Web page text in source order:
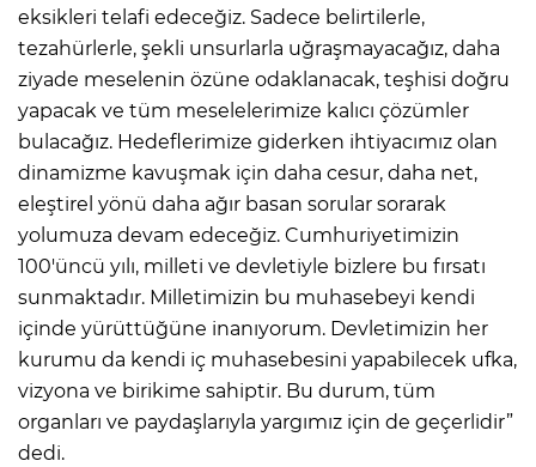
eksikleri telafi edeceğiz. Sadece belirtilerle,
tezahürlerle, şekli unsurlarla uğraşmayacağız, daha
ziyade meselenin özüne odaklanacak, teşhisi doğru
yapacak ve tüm meselelerimize kalıcı çözümler
bulacağız. Hedeflerimize giderken ihtiyacımız olan
dinamizme kavuşmak için daha cesur, daha net,
eleştirel yönü daha ağır basan sorular sorarak
yolumuza devam edeceğiz. Cumhuriyetimizin
100'üncü yılı, milleti ve devletiyle bizlere bu fırsatı
sunmaktadır. Milletimizin bu muhasebeyi kendi
içinde yürüttüğüne inanıyorum. Devletimizin her
kurumu da kendi iç muhasebesini yapabilecek ufka,
vizyona ve birikime sahiptir. Bu durum, tüm
organları ve paydaşlarıyla yargımız için de geçerlidir”
dedi.